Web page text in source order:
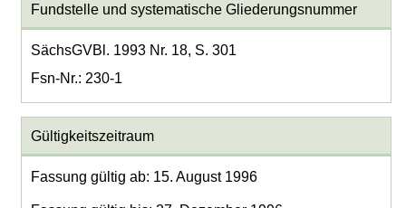
Fundstelle und systematische Gliederungsnummer
SächsGVBl. 1993 Nr. 18, S. 301
Fsn-Nr.: 230-1
Gültigkeitszeitraum
Fassung gültig ab: 15. August 1996